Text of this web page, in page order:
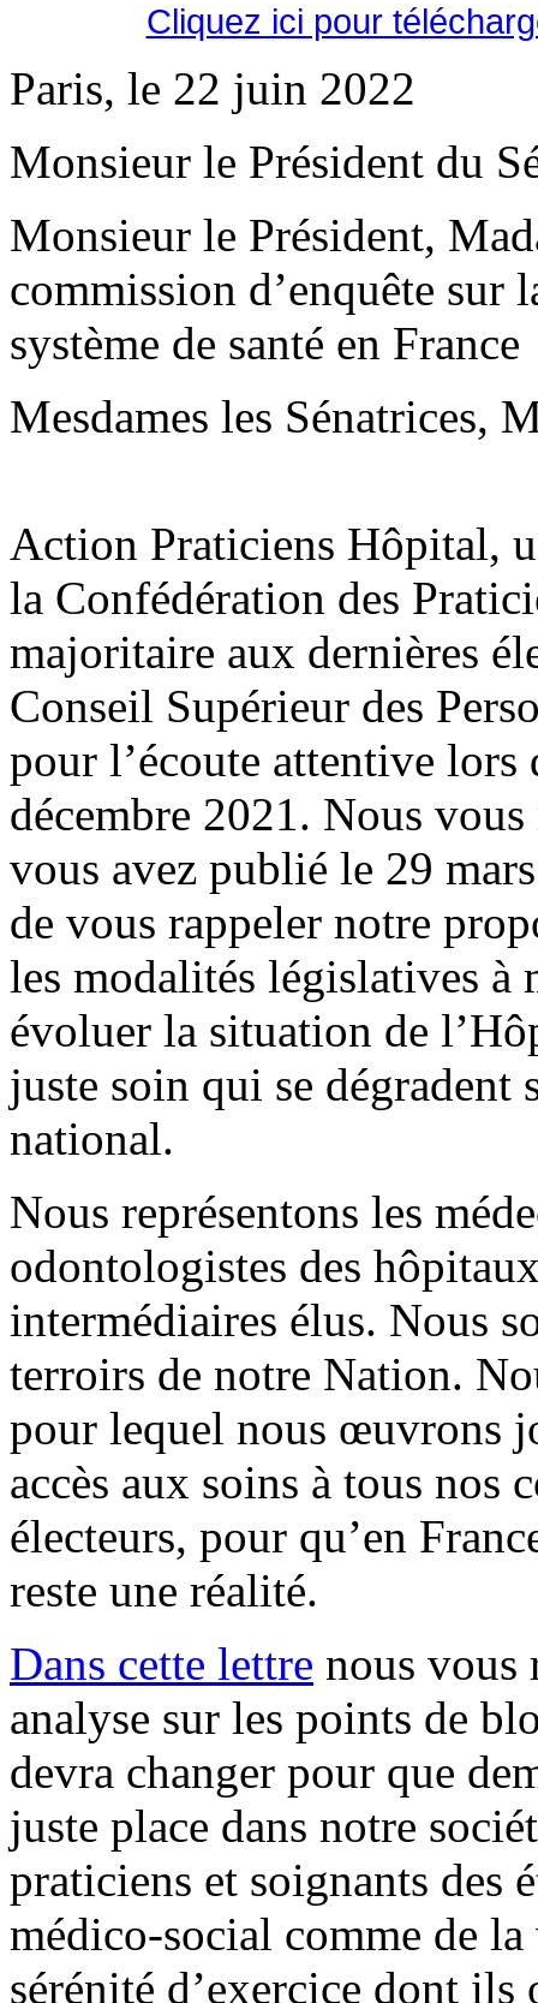
Cliquez ici pour
Paris, le 22 juin 2022
Monsieur le Président du
Monsieur le Président,
commission d’enquête sur
système de santé en France
Mesdames les Sénatrices,
Action Praticiens Hôpital,
la Confédération des
majoritaire aux dernières
Conseil Supérieur des
pour l’écoute attentive
décembre 2021. Nous
vous avez publié le 29
de vous rappeler notre
les modalités législatives
évoluer la situation de
juste soin qui se dégradent
national.
Nous représentons les
odontologistes des
intermédiaires élus. Nous
terroirs de notre Nation.
pour lequel nous œuvrons
accès aux soins à tous nos
électeurs, pour qu’en
reste une réalité.
Dans cette lettre nous vous
analyse sur les points de
devra changer pour que
juste place dans notre
praticiens et soignants des
médico-social comme de
sérénité d’exercice dont